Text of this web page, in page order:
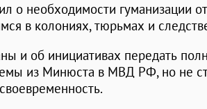
о необходимости гуманизации
в колониях, тюрьмах и
и об инициативах передать
из Минюста в МВД РФ, но не